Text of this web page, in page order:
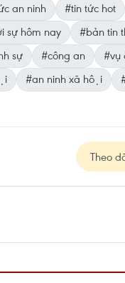
an ninh #tin tức hot
sự hôm nay #bản tin
sự #công an #vụ
#an ninh xã hội
Theo